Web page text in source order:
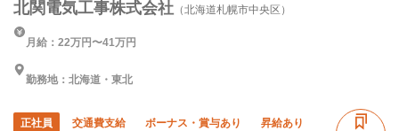
北関電気工事株式会社 （北海道札幌市中央区）
月給：22万円〜41万円
勤務地：北海道・東北
正社員 交通費支給 ボーナス・賞与あり 昇給あり